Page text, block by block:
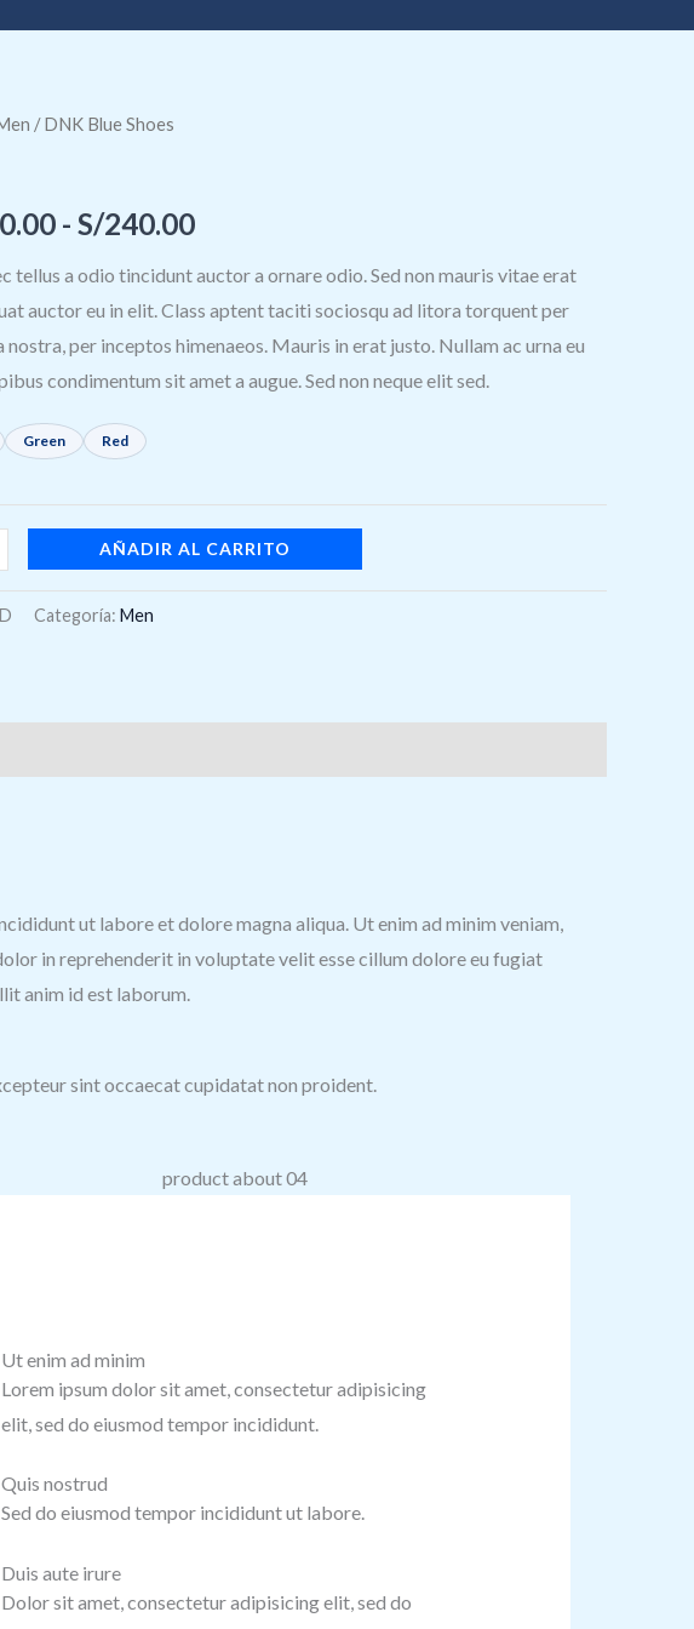
/ DNK Blue Shoes
- S/240.00precios:
desde
S/200.00
hasta
tellus a odio tincidunt auctor a ornare odio. Sed non mauris vitae erat
auctor eu in elit. Class aptent taciti sociosqu ad litora torquent per
nostra, per inceptos himenaeos. Mauris in erat justo. Nullam ac urna eu
condimentum sit amet a augue. Sed non neque elit sed.
Green Red
AÑADIR AL CARRITO
Categoría: Men
ut labore et dolore magna aliqua. Ut enim ad minim veniam,
in reprehenderit in voluptate velit esse cillum dolore eu fugiat
anim id est laborum.
sint occaecat cupidatat non proident.
Ut enim ad minim
Lorem ipsum dolor sit amet, consectetur adipisicing
elit, sed do eiusmod tempor incididunt.
Quis nostrud
Sed do eiusmod tempor incididunt ut labore.
Duis aute irure
Dolor sit amet, consectetur adipisicing elit, sed do